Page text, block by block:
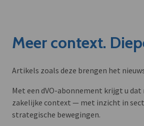
Meer context.
Artikels zoals deze brengen het
Met een dVO-abonnement krijgt u dat
zakelijke context — met inzicht in
strategische bewegingen.